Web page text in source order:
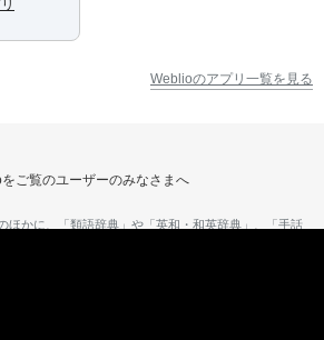
Weblioのアプリ一覧を見る
ご覧のユーザーのみなさまへ
ほかに、「類語辞典」や「英和・和英辞典」、「手話